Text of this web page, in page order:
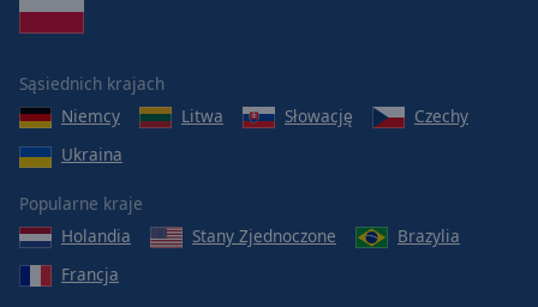
Sąsiednich krajach
Niemcy
Litwa Słowację
Czechy
Ukraina
Popularne kraje
Holandia
Stany Zjednoczone
Brazylia
Francja